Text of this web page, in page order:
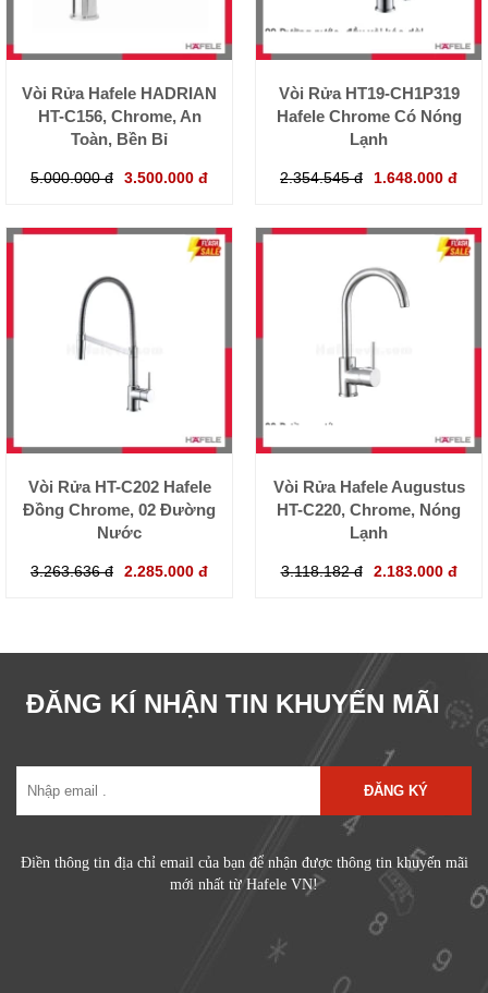
Vòi Rửa Hafele HADRIAN
HT-C156, Chrome, An
Toàn, Bền Bỉ
5.000.000 đ 3.500.000 đ
Vòi Rửa HT19-CH1P319
Hafele Chrome Có Nóng
Lạnh
2.354.545 đ 1.648.000 đ
Vòi Rửa HT-C202 Hafele
Đồng Chrome, 02 Đường
Nước
3.263.636 đ 2.285.000 đ
Vòi Rửa Hafele Augustus
HT-C220, Chrome, Nóng
Lạnh
3.118.182 đ 2.183.000 đ
ĐĂNG KÍ NHẬN TIN KHUYẾN MÃI
ĐĂNG KÝ
Điền thông tin địa chỉ email của bạn để nhận được thông tin khuyến mãi
mới nhất từ Hafele VN!